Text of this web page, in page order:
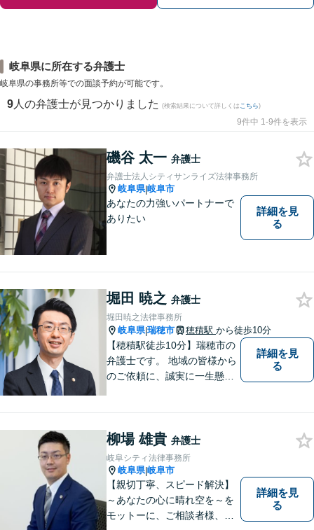
岐阜県に所在する弁護士
岐阜県の事務所等での面談予約が可能です。
9 人の弁護士が見つかりました (検索結果について詳しくは こちら)
9件中 1-9件を表示
磯谷 太一 弁護士
弁護士法人シティサンライズ法律事務所
岐阜県|岐阜市
あなたの力強いパートナーで
ありたい
詳細を見
る
堀田 暁之 弁護士
堀田暁之法律事務所
岐阜県|瑞穂市 穂積駅 から徒歩10分
【穂積駅徒歩10分】瑞穂市の
弁護士です。 地域の皆様から
のご依頼に、誠実に一生懸命
はじめとする民事事件に対応
してきました。お気軽にお電
話ください【駐車場完備】
詳細を見
る
柳場 雄貴 弁護士
岐阜シティ法律事務所
岐阜県|岐阜市
【親切丁寧、スピード解決】
～あなたの心に晴れ空を～を
モットーに、ご相談者様、依
詳細を見
る